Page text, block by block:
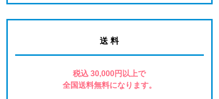
送 料
税込 30,000円以上で
全国送料無料になります。